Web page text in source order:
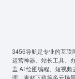
3456导航是专业的互联
运营神器、站长工具、
盖 AI 绘图编程、短视频
理、素材下载等多元场